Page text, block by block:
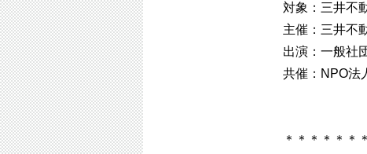
対象：三井不
主催：三井不
出演：一般社
共催：NPO法
＊＊＊＊＊＊